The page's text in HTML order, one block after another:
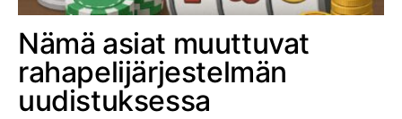
Nämä asiat muuttuvat
rahapelijärjestelmän
uudistuksessa